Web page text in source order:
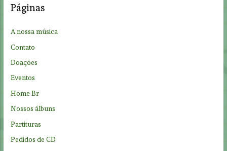
h
:
Páginas
A nossa música
Contato
Doações
Eventos
Home Br
Nossos álbuns
Partituras
Pedidos de CD